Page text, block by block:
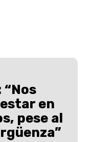
en
pese al